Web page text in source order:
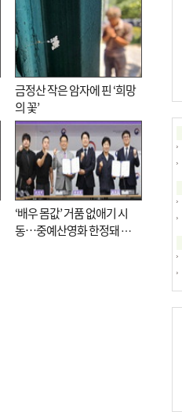
금정산 작은 암자에 핀 ‘희망
의 꽃’
‘배우 몸값’ 거품 없애기 시
동…중예산영화 한정돼 실